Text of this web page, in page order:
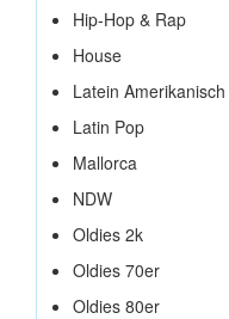
Hip-Hop & Rap
House
Latein Amerikanisch
Latin Pop
Mallorca
NDW
Oldies 2k
Oldies 70er
Oldies 80er